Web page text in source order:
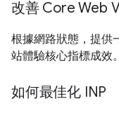
改善 Core Web
根據網路狀態，提供
站體驗核心指標成效。
如何最佳化 INP